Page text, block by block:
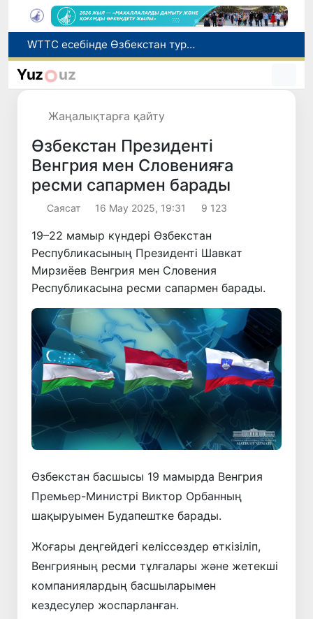
Мүмкіндігі шектеулі талапкерлерге қабылдау емтихандарында қосымша уақыт беріледі
Беларусьтен Өзбекстанға екінші тікелей жүк пойызы жөнелтілді
Yuz uz
Жаңалықтарға қайту
Өзбекстан Президенті
Венгрия мен Словенияға
ресми сапармен барады
Саясат 16 Мау 2025, 19:31 9 123
19–22 мамыр күндері Өзбекстан
Республикасының Президенті Шавкат
Мирзиёев Венгрия мен Словения
Республикасына ресми сапармен барады.
Өзбекстан басшысы 19 мамырда Венгрия
Премьер-Министрі Виктор Орбанның
шақыруымен Будапештке барады.
Жоғары деңгейдегі келіссөздер өткізіліп,
Венгрияның ресми тұлғалары және жетекші
компаниялардың басшыларымен
кездесулер жоспарланған.